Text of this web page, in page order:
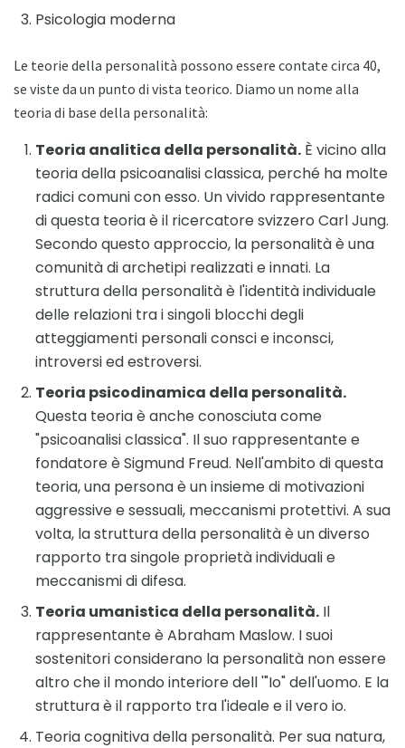
Psicologia moderna
Le teorie della personalità possono essere contate circa 40,
se viste da un punto di vista teorico. Diamo un nome alla
teoria di base della personalità:
Teoria analitica della personalità. È vicino alla
teoria della psicoanalisi classica, perché ha molte
radici comuni con esso. Un vivido rappresentante
di questa teoria è il ricercatore svizzero Carl Jung.
Secondo questo approccio, la personalità è una
comunità di archetipi realizzati e innati. La
struttura della personalità è l'identità individuale
delle relazioni tra i singoli blocchi degli
atteggiamenti personali consci e inconsci,
introversi ed estroversi.
Teoria psicodinamica della personalità.
Questa teoria è anche conosciuta come
"psicoanalisi classica". Il suo rappresentante e
fondatore è Sigmund Freud. Nell'ambito di questa
teoria, una persona è un insieme di motivazioni
aggressive e sessuali, meccanismi protettivi. A sua
volta, la struttura della personalità è un diverso
rapporto tra singole proprietà individuali e
meccanismi di difesa.
Teoria umanistica della personalità. Il
rappresentante è Abraham Maslow. I suoi
sostenitori considerano la personalità non essere
altro che il mondo interiore dell '"Io" dell'uomo. E la
struttura è il rapporto tra l'ideale e il vero io.
Teoria cognitiva della personalità. Per sua natura,